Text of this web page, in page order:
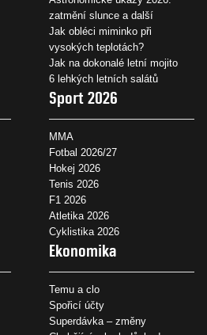
zatmění slunce a další
Jak obléci miminko při
vysokých teplotách?
Jak na dokonalé letní mojito
6 lehkých letních salátů
Sport 2026
MMA
Fotbal 2026/27
Hokej 2026
Tenis 2026
F1 2026
Atletika 2026
Cyklistika 2026
Ekonomika
Temu a clo
Spořicí účty
Superdávka – změny